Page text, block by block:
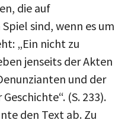
die auf
sind, wenn es um
„Ein nicht zu
jenseits der Akten
und der
(S. 233).
den Text ab. Zu